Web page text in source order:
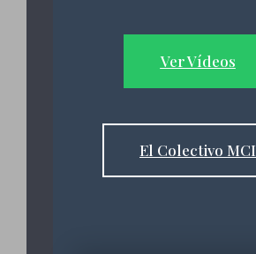
Ver Vídeos
El Colectivo MCI